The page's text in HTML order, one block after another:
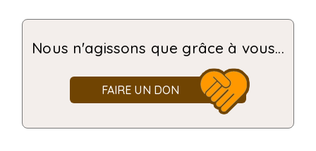
Nous n'agissons que grâce à vous...
FAIRE UN DON